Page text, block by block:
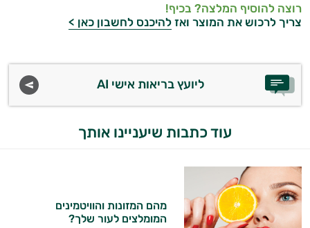
רוצה להוסיף המלצה? בכיף!
צריך לרכוש את המוצר ואז להיכנס לחשבון כאן >
ליועץ בריאות אישי AI
עוד כתבות שיעניינו אותך
מהם המזונות והוויטמינים
המומלצים לעור שלך?